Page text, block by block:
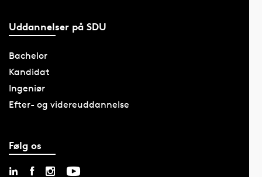
Uddannelser på SDU
Bachelor
Kandidat
Ingeniør
Efter- og videreuddannelse
Følg os